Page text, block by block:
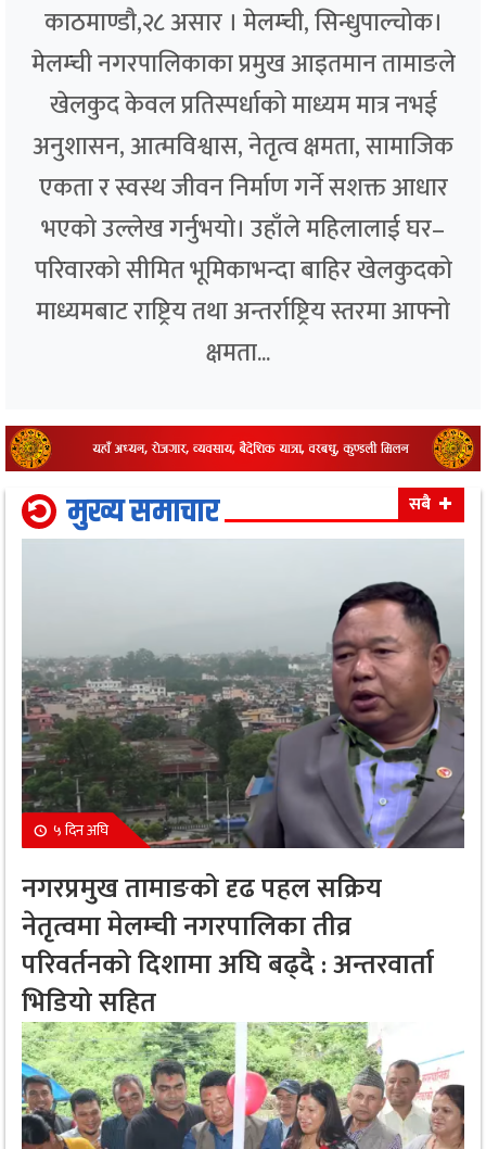
काठमाण्डौ,२८ असार । मेलम्ची, सिन्धुपाल्चोक।
मेलम्ची नगरपालिकाका प्रमुख आइतमान तामाङले
खेलकुद केवल प्रतिस्पर्धाको माध्यम मात्र नभई
अनुशासन, आत्मविश्वास, नेतृत्व क्षमता, सामाजिक
एकता र स्वस्थ जीवन निर्माण गर्ने सशक्त आधार
भएको उल्लेख गर्नुभयो। उहाँले महिलालाई घर–
परिवारको सीमित भूमिकाभन्दा बाहिर खेलकुदको
माध्यमबाट राष्ट्रिय तथा अन्तर्राष्ट्रिय स्तरमा आफ्नो
क्षमता...
मुख्य समाचार सबै
५ दिन अघि
नगरप्रमुख तामाङको दृढ पहल सक्रिय
नेतृत्वमा मेलम्ची नगरपालिका तीव्र
परिवर्तनको दिशामा अघि बढ्दै : अन्तरवार्ता
भिडियो सहित